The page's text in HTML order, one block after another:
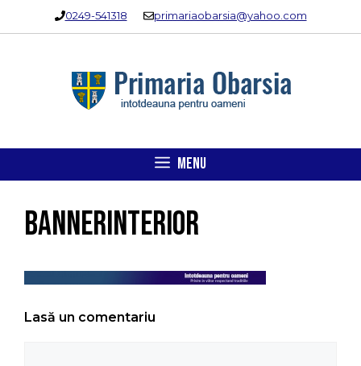
0249-541318 primariaobarsia@yahoo.com
MENU
bannerinterior
Lasă un comentariu